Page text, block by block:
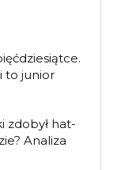
to junior
zdobył hat-
Analiza